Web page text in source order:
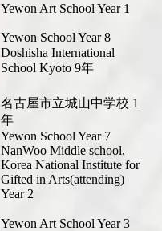
Yewon Art School Year 1
Yewon School Year 8
Doshisha International
School Kyoto 9年
名古屋市立城山中学校 1
年
Yewon School Year 7
NanWoo Middle school,
Korea National Institute for
Gifted in Arts(attending)
Year 2
Yewon Art School Year 3